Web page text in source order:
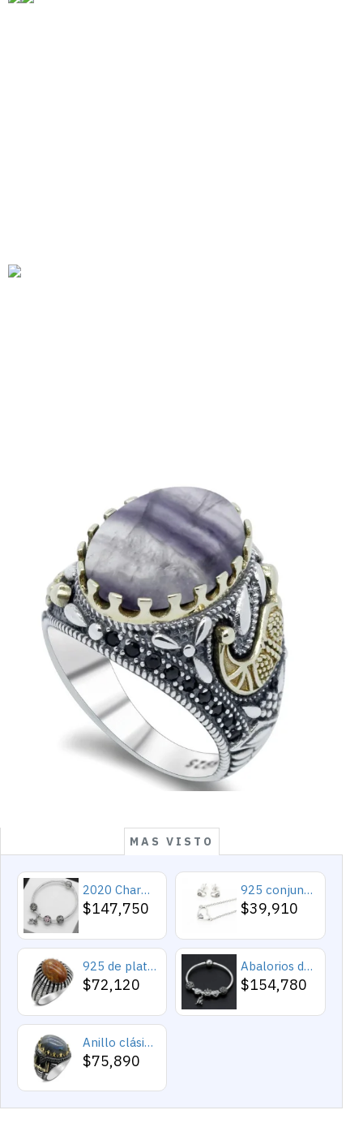
MAS VISTO
2020 Charms y cuentas de corazón, pulseras románticas de Cupido de circón rosa, joyería DIY, corazones en toda la prenda
$147,750
925 conjuntos de joyas de plata para 2019 conjunto de collares de corazón de amor para mujer regalo de joyería de boda
$39,910
925 de plata esterlina Simple personalidad Natural de ágata loco de piedra de los hombres y las mujeres anillos de tendencia Retro turco de los hombres anillos de boda
$72,120
Abalorios de plata esterlina 925 pura, abalorios de animales, elefante, hipopótamo, corazones, pulsera artesanal
$154,780
Anillo clásico de plata 925 para hombre con castillo de labradorita Natural, anillo de compromiso Retro Punk auspicioso de Turquía Constantinople
$75,890